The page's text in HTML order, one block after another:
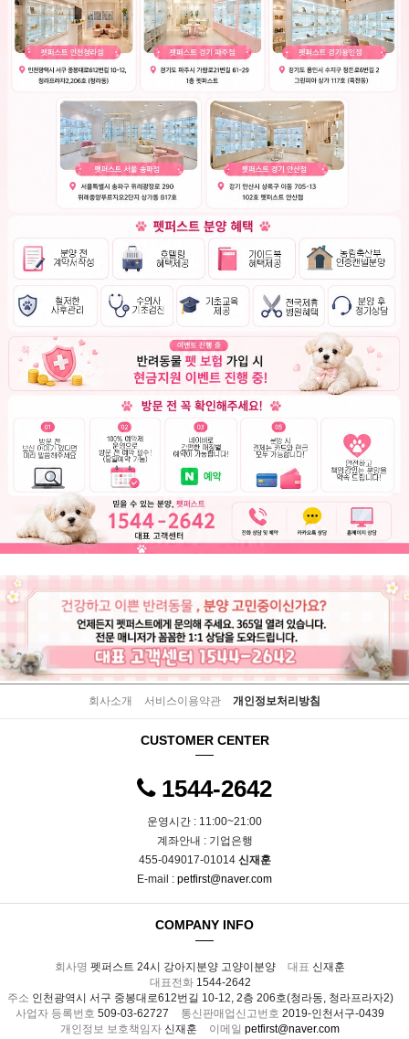
회사소개 서비스이용약관 개인정보처리방침
CUSTOMER CENTER
1544-2642
운영시간 : 11:00~21:00
계좌안내 : 기업은행
455-049017-01014 신재훈
E-mail : petfirst@naver.com
COMPANY INFO
회사명 펫퍼스트 24시 강아지분양 고양이분양 대표 신재훈
대표전화1544-2642
주소 인천광역시 서구 중봉대로612번길 10-12, 2층 206호(청라동, 청라프라자2)
사업자 등록번호 509-03-62727 통신판매업신고번호 2019-인천서구-0439
개인정보 보호책임자 신재훈 이메일 petfirst@naver.com